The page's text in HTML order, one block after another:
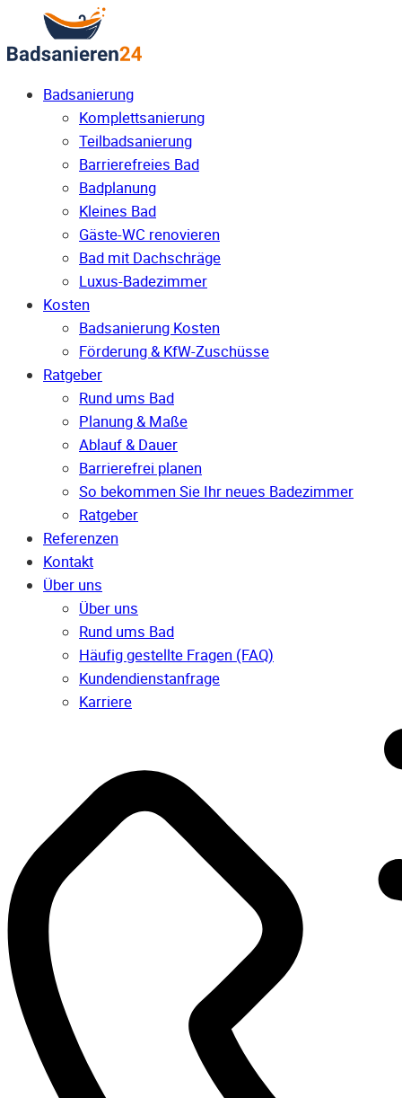
Badsanierung
Komplettsanierung
Teilbadsanierung
Barrierefreies Bad
Badplanung
Kleines Bad
Gäste-WC renovieren
Bad mit Dachschräge
Luxus-Badezimmer
Kosten
Badsanierung Kosten
Förderung & KfW-Zuschüsse
Ratgeber
Rund ums Bad
Planung & Maße
Ablauf & Dauer
Barrierefrei planen
So bekommen Sie Ihr neues Badezimmer
Ratgeber
Referenzen
Kontakt
Über uns
Über uns
Rund ums Bad
Häufig gestellte Fragen (FAQ)
Kunden­dienst­anfrage
Karriere